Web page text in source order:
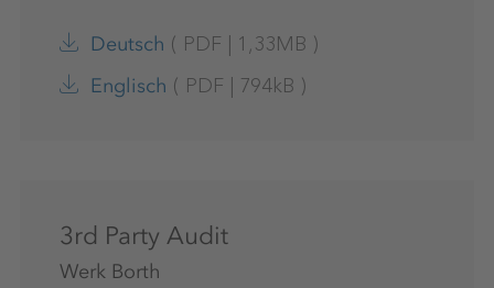
Deutsch ( PDF | 1,33MB )
Englisch ( PDF | 794kB )
3rd Party Audit
Werk Borth